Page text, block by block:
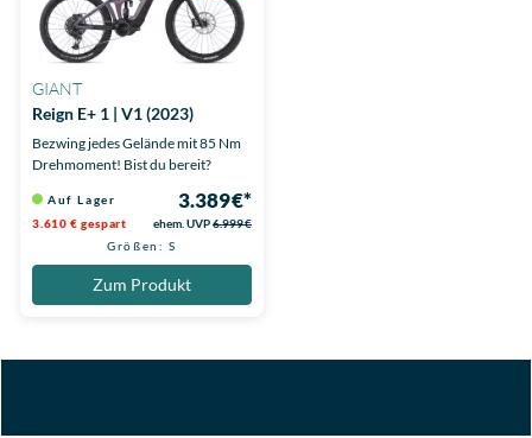
GIANT
Reign E+ 1 | V1 (2023)
Bezwing jedes Gelände mit 85 Nm
Drehmoment! Bist du bereit?
Auf Lager 3.389 €*
3.610 € gespart ehem. UVP6.999 €
Größen: S
Zum Produkt